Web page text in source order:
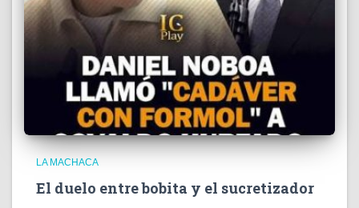
LA MACHACA
El duelo entre bobita y el sucretizador